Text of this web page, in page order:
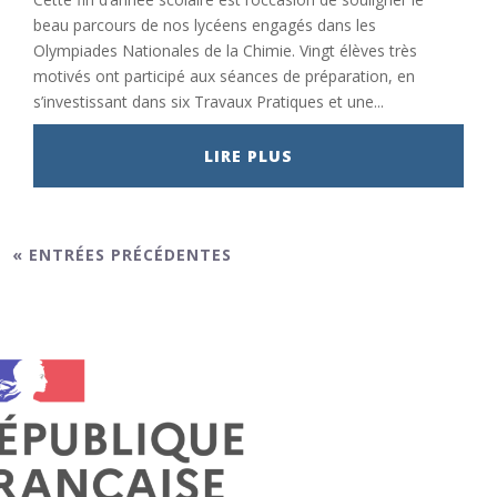
beau parcours de nos lycéens engagés dans les
Olympiades Nationales de la Chimie. Vingt élèves très
motivés ont participé aux séances de préparation, en
s’investissant dans six Travaux Pratiques et une...
LIRE PLUS
« ENTRÉES PRÉCÉDENTES